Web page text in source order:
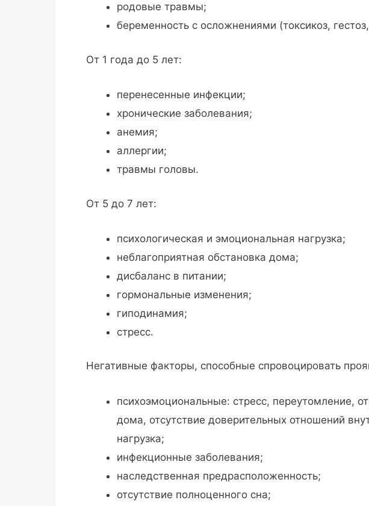
родовые травмы;
беременность с осложнениями (токсикоз,
От 1 года до 5 лет:
перенесенные инфекции;
хронические заболевания;
анемия;
аллергии;
травмы головы.
От 5 до 7 лет:
психологическая и эмоциональная нагрузка;
неблагоприятная обстановка дома;
дисбаланс в питании;
гормональные изменения;
гиподинамия;
стресс.
Негативные факторы, способные спровоцировать
психоэмоциональные: стресс, переутомление,
дома, отсутствие доверительных отношений
нагрузка;
инфекционные заболевания;
наследственная предрасположенность;
отсутствие полноценного сна;